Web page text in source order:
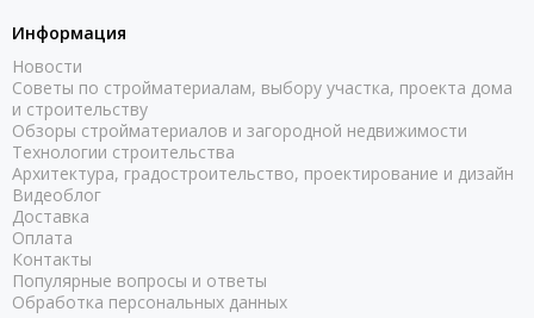
Информация
Новости
Советы по стройматериалам, выбору участка, проекта дома
и строительству
Обзоры стройматериалов и загородной недвижимости
Технологии строительства
Архитектура, градостроительство, проектирование и дизайн
Видеоблог
Доставка
Оплата
Контакты
Популярные вопросы и ответы
Обработка персональных данных